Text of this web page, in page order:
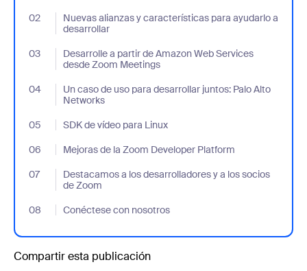
02
Nuevas alianzas y características para ayudarlo a
desarrollar
- Jumplink to Nuevas alianzas y características para ayudarlo a
03
Desarrolle a partir de Amazon Web Services
desde Zoom Meetings
- Jumplink to Desarrolle a partir de Amazon Web Services
04
Un caso de uso para desarrollar juntos: Palo Alto
Networks
- Jumplink to Un caso de uso para desarrollar juntos: Palo Alto
05 SDK de vídeo para Linux
- Jumplink to SDK de vídeo para Linux
06
Mejoras de la Zoom Developer Platform
- Jumplink to Mejoras de la Zoom Developer Platform
07
Destacamos a los desarrolladores y a los socios
de Zoom
- Jumplink to Destacamos a los desarrolladores y a los socios
08 Conéctese con nosotros
- Jumplink to Conéctese con nosotros
Compartir esta publicación